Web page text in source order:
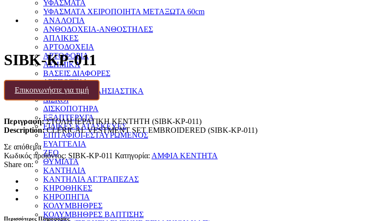
ΥΦΑΣΜΑΤΑ
ΥΦΑΣΜΑΤΑ ΧΕΙΡΟΠΟΙΗΤΑ ΜΕΤΑΞΩΤΑ 60cm
ΑΝΑΛΟΓΙΑ
ΑΝΘΟΔΟΧΕΙΑ-ΑΝΘΟΣΤΗΛΕΣ
ΑΠΛΙΚΕΣ
ΑΡΤΟΔΟΧΕΙΑ
ΑΡΤΟΦΟΡΙΑ
ΑΣΗΜΙΚΑ
ΒΑΣΕΙΣ ΔΙΑΦΟΡΕΣ
ΔΕΣΠΟΤΙΚΑ
ΔΙΑΦΟΡΑ ΕΚΚΛΗΣΙΑΣΤΙΚΑ
ΔΙΣΚΟΙ
ΔΙΣΚΟΠΟΤΗΡΑ
ΕΞΑΠΤΕΡΥΓΑ
ΕΙΔΙΚΕΣ ΚΑΤΑΣΚΕΥΕΣ
ΕΠΙΤΑΦΙΟΙ-ΕΣΤΑΥΡΩΜΕΝΟΣ
ΕΥΑΓΓΕΛΙΑ
ΖΕΟ
ΘΥΜΙΑΤΑ
ΚΑΝΤΗΛΙΑ
ΚΑΝΤΗΛΙΑ ΑΓ.ΤΡΑΠΕΖΑΣ
ΚΗΡΟΘΗΚΕΣ
ΚΗΡΟΠΗΓΙΑ
ΚΟΛΥΜΒΗΘΡΕΣ
ΚΟΛΥΜΒΗΘΡΕΣ ΒΑΠΤΙΣΗΣ
SIBK-KP-011
Επικοινωνήστε για τιμή
Περιγραφή:ΣΤΟΛΗ ΙΕΡΑΤΙΚΗ ΚΕΝΤΗΤΗ (SIBK-KP-011)
Description:CLERICAL VESTMENT SET EMBROIDERED (SIBK-KP-011)
Σε απόθεμα
Κωδικός προϊόντος: SIBK-KP-011 Κατηγορία: ΑΜΦΙΑ ΚΕΝΤΗΤΑ
Share on:
Περισσότερες Πληροφορίες